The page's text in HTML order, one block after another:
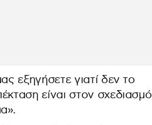
εξηγήσετε γιατί δεν το
είναι στον σχεδιασμό